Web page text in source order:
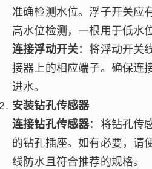
准确检测水位。浮子开关应
高水位检测，一根用于低水
连接浮动开关：将浮动开关
接器上的相应端子。确保连
进水。
安装钻孔传感器
连接钻孔传感器：将钻孔传
的钻孔插座。如有必要，请
线防水且符合推荐的规格。